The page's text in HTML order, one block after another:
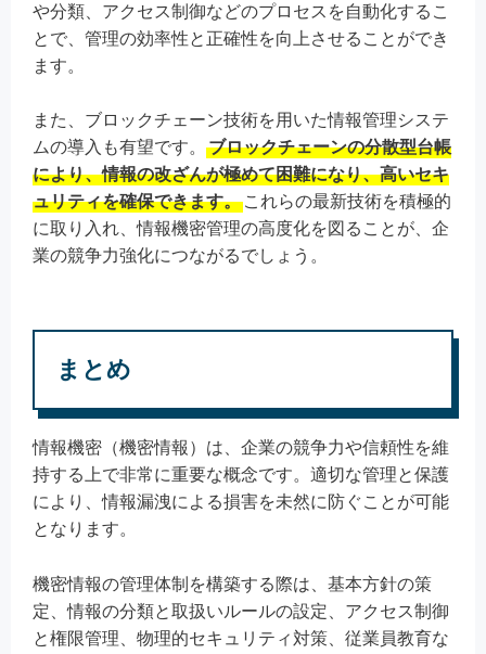
や分類、アクセス制御などのプロセスを自動化するこ
とで、管理の効率性と正確性を向上させることができ
ます。
また、ブロックチェーン技術を用いた情報管理システ
ムの導入も有望です。
ブロックチェーンの分散型台帳
により、情報の改ざんが極めて困難になり、高いセキ
ュリティを確保できます。 これらの最新技術を積極的
に取り入れ、情報機密管理の高度化を図ることが、企
業の競争力強化につながるでしょう。
まとめ
情報機密（機密情報）は、企業の競争力や信頼性を維
持する上で非常に重要な概念です。適切な管理と保護
により、情報漏洩による損害を未然に防ぐことが可能
となります。
機密情報の管理体制を構築する際は、基本方針の策
定、情報の分類と取扱いルールの設定、アクセス制御
と権限管理、物理的セキュリティ対策、従業員教育な